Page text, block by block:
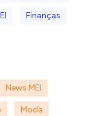
Finanças
News MEI
Moda